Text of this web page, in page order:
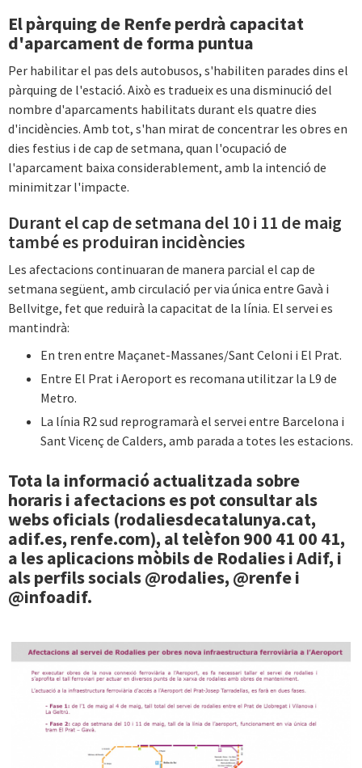
El pàrquing de Renfe perdrà capacitat
d'aparcament de forma puntua
Per habilitar el pas dels autobusos, s'habiliten parades dins el
pàrquing de l'estació. Això es tradueix es una disminució del
nombre d'aparcaments habilitats durant els quatre dies
d'incidències. Amb tot, s'han mirat de concentrar les obres en
dies festius i de cap de setmana, quan l'ocupació de
l'aparcament baixa considerablement, amb la intenció de
minimitzar l'impacte.
Durant el cap de setmana del 10 i 11 de maig
també es produiran incidències
Les afectacions continuaran de manera parcial el cap de
setmana següent, amb circulació per via única entre Gavà i
Bellvitge, fet que reduirà la capacitat de la línia. El servei es
mantindrà:
En tren entre Maçanet-Massanes/Sant Celoni i El Prat.
Entre El Prat i Aeroport es recomana utilitzar la L9 de
Metro.
La línia R2 sud reprogramarà el servei entre Barcelona i
Sant Vicenç de Calders, amb parada a totes les estacions.
Tota la informació actualitzada sobre
horaris i afectacions es pot consultar als
webs oficials (rodaliesdecatalunya.cat,
adif.es, renfe.com), al telèfon 900 41 00 41,
a les aplicacions mòbils de Rodalies i Adif, i
als perfils socials @rodalies, @renfe i
@infoadif.